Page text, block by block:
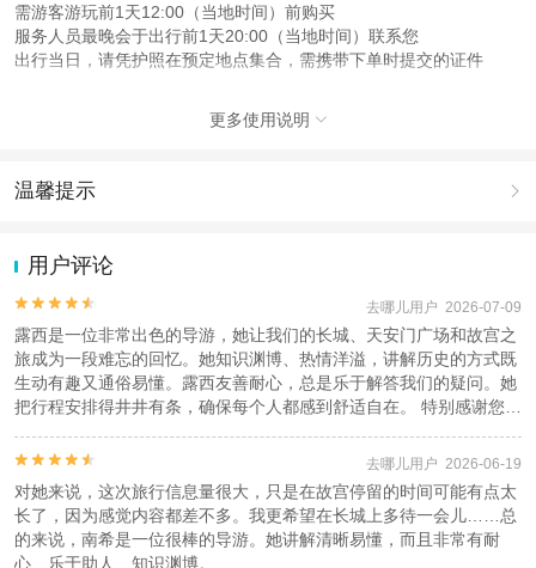
需游客游玩前1天12:00（当地时间）前购买
服务人员最晚会于出行前1天20:00（当地时间）联系您
出行当日，请凭护照在预定地点集合，需携带下单时提交的证件
婴儿：1周岁 – 2周岁；
本产品由青岛驿路同行国际旅行社有限公司代理招徕，委托社为北京智游天下国
际旅行社有限公司，具体的旅游服务和操作由委托社及其有资质的地接社提供
更多使用说明 
温馨提示 
动（如跳伞、潜水、滑雪等）前，请务必仔细阅读
2.为普及旅游安全知识及旅游文明公约，使您的旅程顺利圆满完成，
特制定《去哪儿网旅游安全手册》 ，请您认真阅读并切实遵守。
用户评论

 去哪儿用户 2026-07-09
露西是一位非常出色的导游，她让我们的长城、天安门广场和故宫之
旅成为一段难忘的回忆。她知识渊博、热情洋溢，讲解历史的方式既
生动有趣又通俗易懂。露西友善耐心，总是乐于解答我们的疑问。她
把行程安排得井井有条，确保每个人都感到舒适自在。 特别感谢您帮
务。 感谢露西，我们学到了很多东西，也享受了旅程中的每一刻。我
们强烈推荐她给所有来北京的游客。再次感谢露西，为我们全家留下
了如此美好的回忆。祝您未来一切顺利！

 去哪儿用户 2026-06-19
对她来说，这次旅行信息量很大，只是在故宫停留的时间可能有点太
长了，因为感觉内容都差不多。我更希望在长城上多待一会儿……总
的来说，南希是一位很棒的导游。她讲解清晰易懂，而且非常有耐
心、乐于助人、知识渊博。